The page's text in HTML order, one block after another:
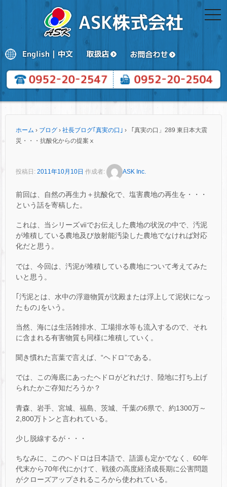
ホーム › ブログ › 社長ブログ｢真実の口｣ ›
「真実の口」289 東日本大震
災・・・抗酸化からの提案ⅹ
投稿日: 2011年10月10日 作成者: ASK Inc.
前回は、自然の再生力＋抗酸化で、塩害農地の再生を・・・
という話を寄稿した。
これは、当シリーズⅶでお伝えした農地の状況の中で、汚泥
が堆積している農地及び放射能汚染した農地でなければ対応
化だと思う。
では、今回は、汚泥が堆積している農地について考えてみた
いと思う。
｢汚泥とは、水中の浮遊物質が沈殿または浮上して泥状になっ
たもの｣をいう。
当然、海には生活雑排水、工場排水等も流入するので、それ
に含まれる有害物質も同様に堆積していく。
聞き慣れた言葉で言えば、“ヘドロ”である。
では、この海底にあったヘドロがどれだけ、陸地に打ち上げ
られたかご存知だろうか？
青森、岩手、宮城、福島、茨城、千葉の6県で、約1300万～
2,800万トンと言われている。
少し脱線するが・・・
ちなみに、このヘドロは日本語で、語源も定かでなく、60年
代末から70年代にかけて、戦後の高度経済成長期に公害問題
がクローズアップされるころから使われている。